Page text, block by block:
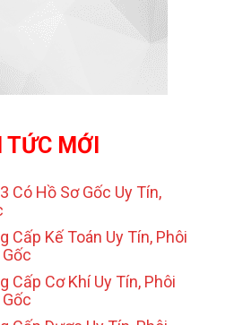
TỨC MỚI
Có Hồ Sơ Gốc Uy Tín,
Cấp Kế Toán Uy Tín, Phôi
Cấp Cơ Khí Uy Tín, Phôi